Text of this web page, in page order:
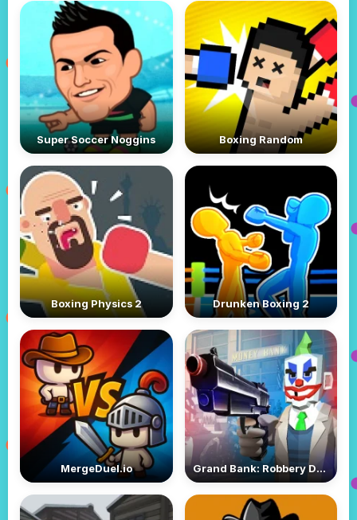
Super Soccer Noggins Boxing Random
Boxing Physics 2 Drunken Boxing 2
MergeDuel.io Grand Bank: Robbery Duel